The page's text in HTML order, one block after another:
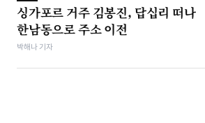
싱가포르 거주 김봉진, 답십리 떠나
한남동으로 주소 이전
박해나 기자